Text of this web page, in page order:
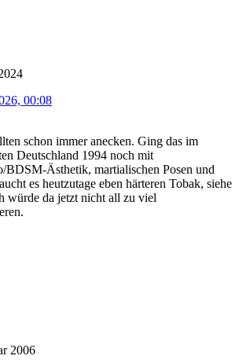
00:08
schon immer anecken. Ging das im
Deutschland 1994 noch mit
BDSM-Ästhetik, martialischen Posen und
es heutzutage eben härteren Tobak, siehe
würde da jetzt nicht all zu viel
2006